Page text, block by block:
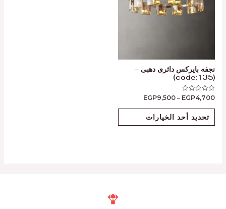
نجفه بايركس دائرى دهبى –
(code:135)
تم
التقييم
0
من
EGP4,700
–
EGP9,500
تحديد أحد الخيارات